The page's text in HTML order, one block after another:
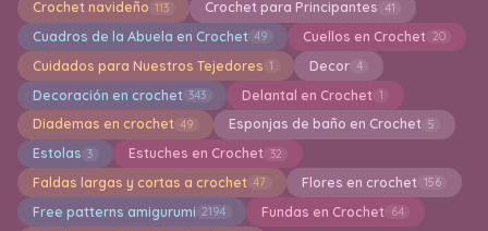
Crochet navideño 113 Crochet para Principantes 41
Cuadros de la Abuela en Crochet 49 Cuellos en Crochet 20
Cuidados para Nuestros Tejedores 1 Decor 4
Decoración en crochet 343 Delantal en Crochet 1
Diademas en crochet 49 Esponjas de baño en Crochet 5
Estolas 3 Estuches en Crochet 32
Faldas largas y cortas a crochet 47 Flores en crochet 156
Free patterns amigurumi 2194 Fundas en Crochet 64